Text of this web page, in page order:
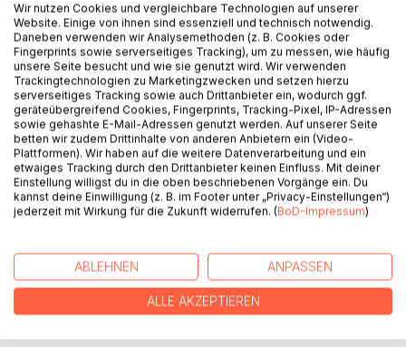
BESCHREIBUNG
Dirk gets irritated when he receives call from the complete
stranger at late night, who tells him just trivial things, but
then he gets to the point: He says that there is a corpse
lying in front of Dirk's door. The killer? It is mysterious caller
- Dirk immediately concludes. The corpse? Dirk's best
friend Dennis. What has this psychopath done to his friend
and why? From then on, this caller does not leave Dirk no
longer alone and drives him almost insane - a bloodthirsty
AUTOR/IN
Wir nutzen Cookies und vergleichbare Technologien auf unserer
Website. Einige von ihnen sind essenziell und technisch notwendig.
Daneben verwenden wir Analysemethoden (z. B. Cookies oder
Fingerprints sowie serverseitiges Tracking), um zu messen, wie häufig
unsere Seite besucht und wie sie genutzt wird. Wir verwenden
Trackingtechnologien zu Marketingzwecken und setzen hierzu
serverseitiges Tracking sowie auch Drittanbieter ein, wodurch ggf.
geräteübergreifend Cookies, Fingerprints, Tracking-Pixel, IP-Adressen
sowie gehashte E-Mail-Adressen genutzt werden. Auf unserer Seite
betten wir zudem Drittinhalte von anderen Anbietern ein (Video-
Plattformen). Wir haben auf die weitere Datenverarbeitung und ein
etwaiges Tracking durch den Drittanbieter keinen Einfluss. Mit deiner
Einstellung willigst du in die oben beschriebenen Vorgänge ein. Du
kannst deine Einwilligung (z. B. im Footer unter „Privacy-Einstellungen“)
jederzeit mit Wirkung für die Zukunft widerrufen. (BoD-Impressum)
ABLEHNEN ANPASSEN
ALLE AKZEPTIEREN